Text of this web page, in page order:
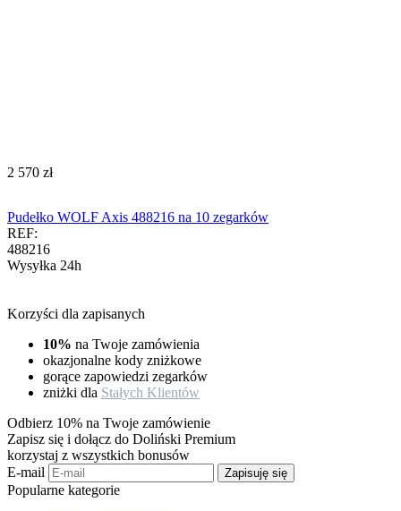
‍2 570‍ zł
Pudełko WOLF Axis 488216 na 10 zegarków
REF:
488216
Wysyłka 24h
Korzyści dla zapisanych
10% na Twoje zamówienia
okazjonalne kody zniżkowe
gorące zapowiedzi zegarków
zniżki dla Stałych Klientów
Odbierz 10% na Twoje zamówienie
Zapisz się i dołącz do Doliński Premium
korzystaj z wszystkich bonusów
E-mail
Zapisuję się
Popularne kategorie